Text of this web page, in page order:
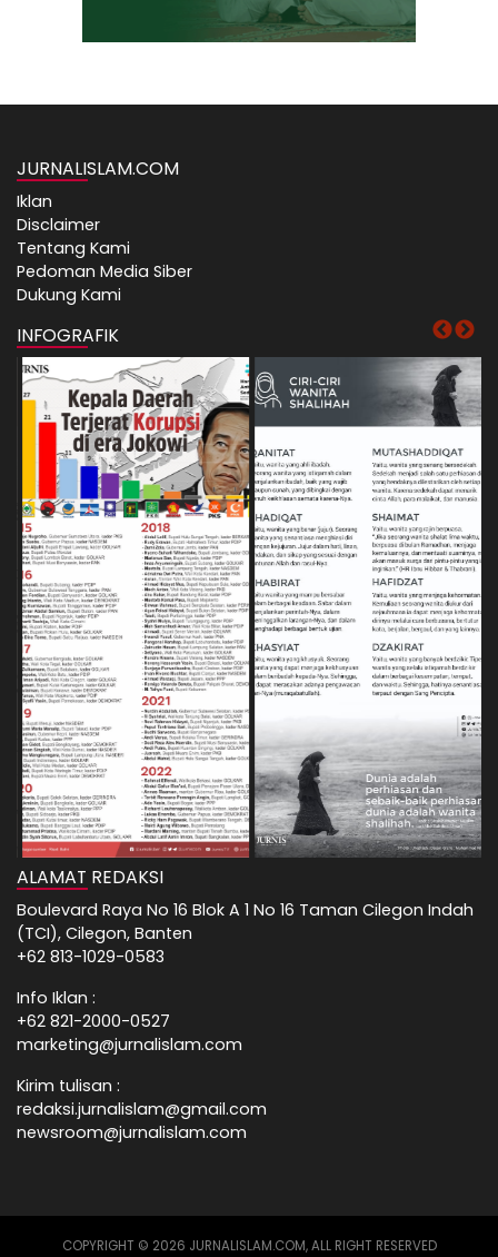
JURNALISLAM.COM
Iklan
Disclaimer
Tentang Kami
Pedoman Media Siber
Dukung Kami
INFOGRAFIK
ALAMAT REDAKSI
Boulevard Raya No 16 Blok A 1 No 16 Taman Cilegon Indah
(TCI), Cilegon, Banten
+62 813-1029-0583
Info Iklan :
+62 821-2000-0527
marketing@jurnalislam.com
Kirim tulisan :
redaksi.jurnalislam@gmail.com
newsroom@jurnalislam.com
COPYRIGHT © 2026 JURNALISLAM.COM, ALL RIGHT RESERVED